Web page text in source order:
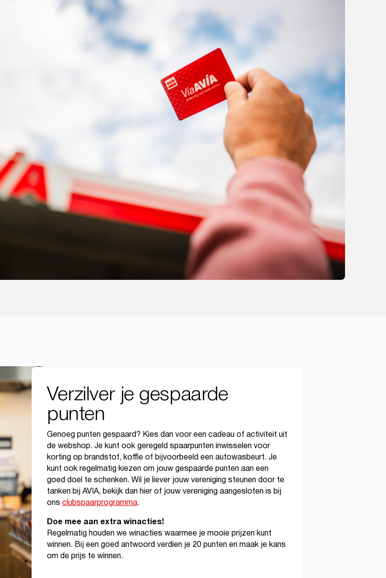
Verzilver je gespaarde
punten
Genoeg punten gespaard? Kies dan voor een cadeau of activiteit uit
de webshop. Je kunt ook geregeld spaarpunten inwisselen voor
korting op brandstof, koffie of bijvoorbeeld een autowasbeurt. Je
kunt ook regelmatig kiezen om jouw gespaarde punten aan een
goed doel te schenken. Wil je liever jouw vereniging steunen door te
tanken bij AVIA, bekijk dan hier of jouw vereniging aangesloten is bij
ons clubspaarprogramma.
Doe mee aan extra winacties!
Regelmatig houden we winacties waarmee je mooie prijzen kunt
winnen. Bij een goed antwoord verdien je 20 punten en maak je kans
om de prijs te winnen.